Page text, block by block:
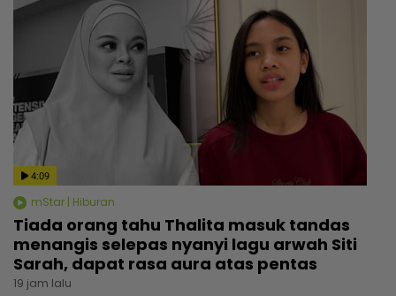
4:09
mStar | Hiburan
Tiada orang tahu Thalita masuk tandas
menangis selepas nyanyi lagu arwah Siti
Sarah, dapat rasa aura atas pentas
19 jam lalu